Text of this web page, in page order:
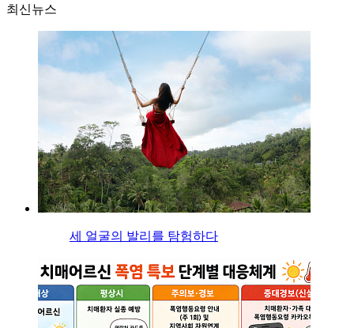
최신뉴스
세 얼굴의 발리를 탐험하다